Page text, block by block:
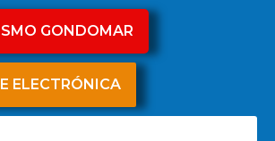
GONDOMAR
ELECTRÓNICA